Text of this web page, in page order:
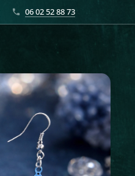
06 02 52 88 73